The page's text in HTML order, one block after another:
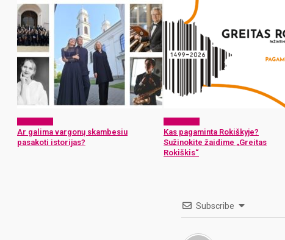
Ar galima vargonų skambesiu
pasakoti istorijas?
Kas pagaminta Rokiškyje?
Sužinokite žaidime „Greitas
Rokiškis“
Subscribe